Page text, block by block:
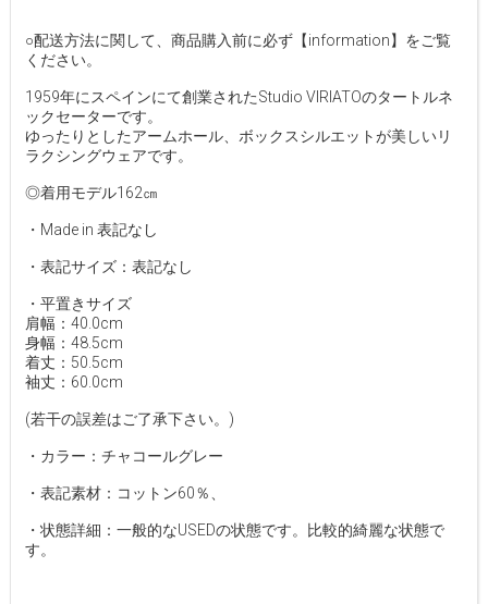
○配送方法に関して、商品購入前に必ず【information】をご覧
ください。
1959年にスペインにて創業されたStudio VIRIATOのタートルネ
ックセーターです。
ゆったりとしたアームホール、ボックスシルエットが美しいリ
ラクシングウェアです。
◎着用モデル162㎝
・Made in 表記なし
・表記サイズ：表記なし
・平置きサイズ
肩幅：40.0cm
身幅：48.5cm
着丈：50.5cm
袖丈：60.0cm
(若干の誤差はご了承下さい。)
・カラー：チャコールグレー
・表記素材：コットン60％、
・状態詳細：一般的なUSEDの状態です。比較的綺麗な状態で
す。